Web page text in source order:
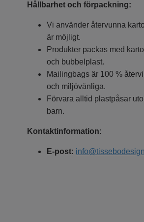
Hållbarhet och förpackning:
Vi använder återvunna
är möjligt.
Produkter packas med
och bubbelplast.
Mailingbags är 100 %
och miljövänliga.
Förvara alltid plastpåsar
barn.
Kontaktinformation:
E-post: